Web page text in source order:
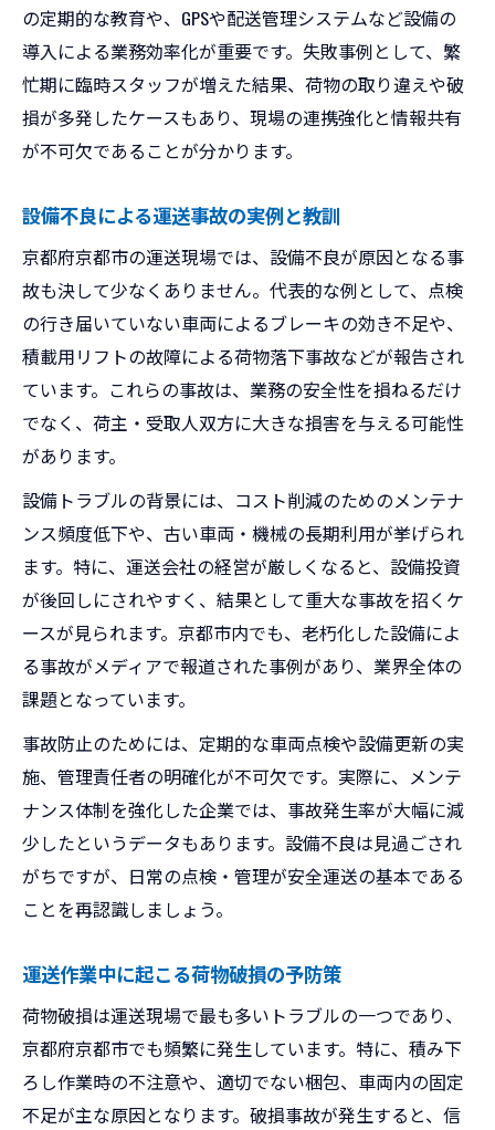
の定期的な教育や、GPSや配送管理システムなど設備の
導入による業務効率化が重要です。失敗事例として、繁
忙期に臨時スタッフが増えた結果、荷物の取り違えや破
損が多発したケースもあり、現場の連携強化と情報共有
が不可欠であることが分かります。
設備不良による運送事故の実例と教訓
京都府京都市の運送現場では、設備不良が原因となる事
故も決して少なくありません。代表的な例として、点検
の行き届いていない車両によるブレーキの効き不足や、
積載用リフトの故障による荷物落下事故などが報告され
ています。これらの事故は、業務の安全性を損ねるだけ
でなく、荷主・受取人双方に大きな損害を与える可能性
があります。
設備トラブルの背景には、コスト削減のためのメンテナ
ンス頻度低下や、古い車両・機械の長期利用が挙げられ
ます。特に、運送会社の経営が厳しくなると、設備投資
が後回しにされやすく、結果として重大な事故を招くケ
ースが見られます。京都市内でも、老朽化した設備によ
る事故がメディアで報道された事例があり、業界全体の
課題となっています。
事故防止のためには、定期的な車両点検や設備更新の実
施、管理責任者の明確化が不可欠です。実際に、メンテ
ナンス体制を強化した企業では、事故発生率が大幅に減
少したというデータもあります。設備不良は見過ごされ
がちですが、日常の点検・管理が安全運送の基本である
ことを再認識しましょう。
運送作業中に起こる荷物破損の予防策
荷物破損は運送現場で最も多いトラブルの一つであり、
京都府京都市でも頻繁に発生しています。特に、積み下
ろし作業時の不注意や、適切でない梱包、車両内の固定
不足が主な原因となります。破損事故が発生すると、信